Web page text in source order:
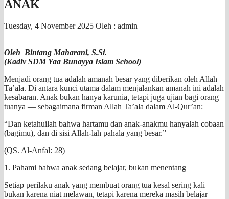
ANAK
Tuesday, 4 November 2025 Oleh : admin
Oleh Bintang Maharani, S.Si.
(Kadiv SDM Yaa Bunayya Islam School)
Menjadi orang tua adalah amanah besar yang diberikan oleh Allah
Ta’ala. Di antara kunci utama dalam menjalankan amanah ini adalah
kesabaran. Anak bukan hanya karunia, tetapi juga ujian bagi orang
tuanya — sebagaimana firman Allah Ta’ala dalam Al-Qur’an:
“Dan ketahuilah bahwa hartamu dan anak-anakmu hanyalah cobaan
(bagimu), dan di sisi Allah-lah pahala yang besar.”
(QS. Al-Anfāl: 28)
1. Pahami bahwa anak sedang belajar, bukan menentang
Setiap perilaku anak yang membuat orang tua kesal sering kali
bukan karena niat melawan, tetapi karena mereka masih belajar